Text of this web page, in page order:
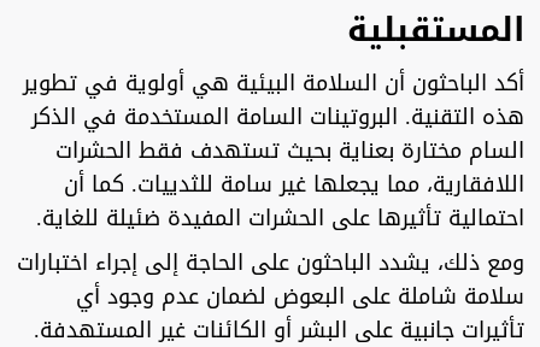
المستقبلية
أكد الباحثون أن السلامة البيئية هي أولوية في تطوير
هذه التقنية. البروتينات السامة المستخدمة في الذكر
السام مختارة بعناية بحيث تستهدف فقط الحشرات
اللافقارية، مما يجعلها غير سامة للثدييات. كما أن
احتمالية تأثيرها على الحشرات المفيدة ضئيلة للغاية.
ومع ذلك، يشدد الباحثون على الحاجة إلى إجراء اختبارات
سلامة شاملة على البعوض لضمان عدم وجود أي
تأثيرات جانبية على البشر أو الكائنات غير المستهدفة.